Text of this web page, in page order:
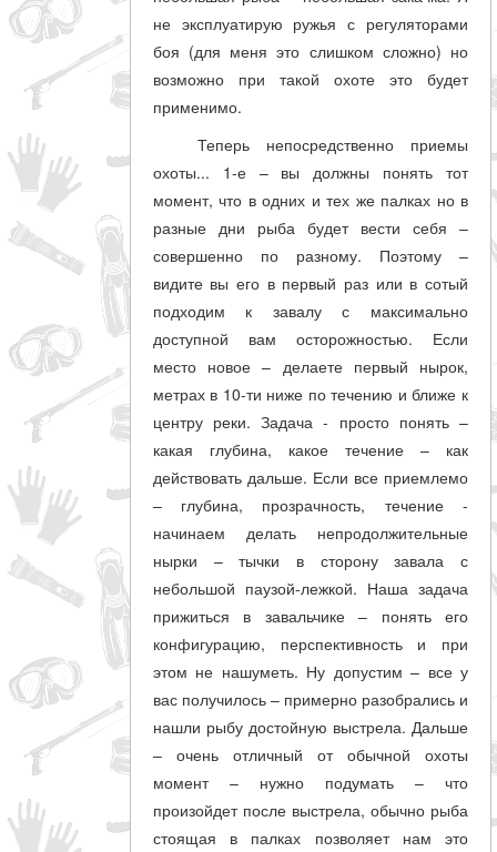
не эксплуатирую ружья с регуляторами
боя (для меня это слишком сложно) но
возможно при такой охоте это будет
применимо.
Теперь непосредственно приемы
охоты... 1-е – вы должны понять тот
момент, что в одних и тех же палках но в
разные дни рыба будет вести себя –
совершенно по разному. Поэтому –
видите вы его в первый раз или в сотый
подходим к завалу с максимально
доступной вам осторожностью. Если
место новое – делаете первый нырок,
метрах в 10-ти ниже по течению и ближе к
центру реки. Задача - просто понять –
какая глубина, какое течение – как
действовать дальше. Если все приемлемо
– глубина, прозрачность, течение -
начинаем делать непродолжительные
нырки – тычки в сторону завала с
небольшой паузой-лежкой. Наша задача
прижиться в завальчике – понять его
конфигурацию, перспективность и при
этом не нашуметь. Ну допустим – все у
вас получилось – примерно разобрались и
нашли рыбу достойную выстрела. Дальше
– очень отличный от обычной охоты
момент – нужно подумать – что
произойдет после выстрела, обычно рыба
стоящая в палках позволяет нам это